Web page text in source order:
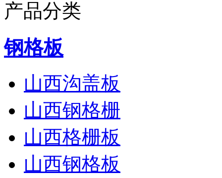
产品分类
钢格板
山西沟盖板
山西钢格栅
山西格栅板
山西钢格板